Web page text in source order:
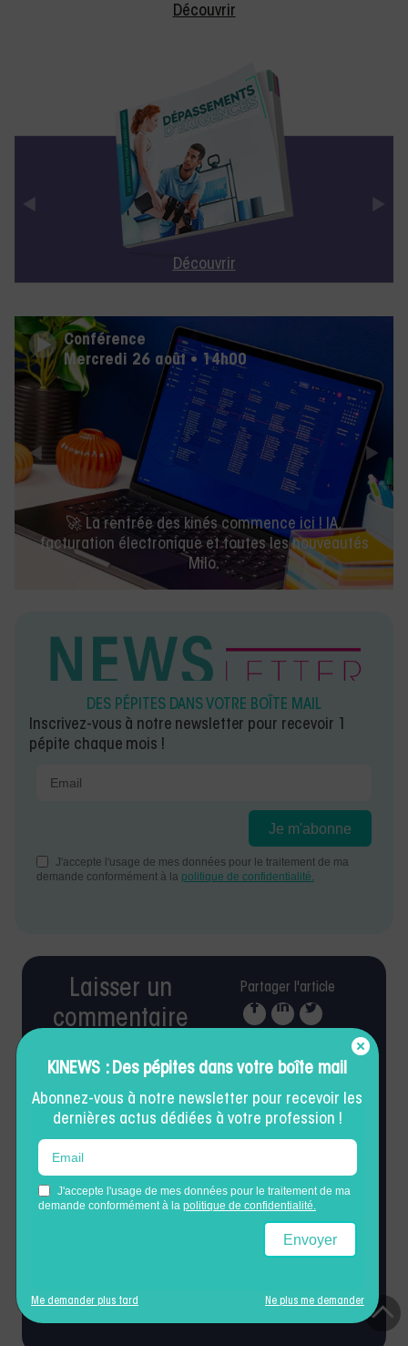
Découvrir
Découvrir
Conférence
Mercredi 26 août • 14h00
🚀 La rentrée des kinés commence ici ! IA,
facturation électronique et toutes les nouveautés
Inscrivez-vous à notre newsletter pour recevoir 1
pépite chaque mois !
S’abonner
0COMMENTAIRES
KINEWS : Des pépites dans votre boîte mail
Abonnez-vous à notre newsletter pour recevoir les
dernières actus dédiées à votre profession !
Me demander plus tard Ne plus me demander